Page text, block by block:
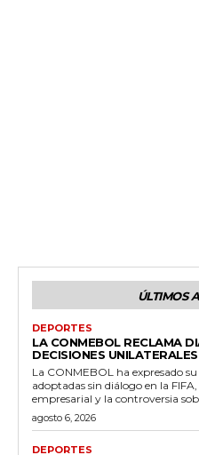
ÚLTIMOS
DEPORTES
LA CONMEBOL RECLAMA
DECISIONES UNILATERALES
La CONMEBOL ha expresado
adoptadas sin diálogo en la
empresarial y la controversia
agosto 6, 2026
DEPORTES